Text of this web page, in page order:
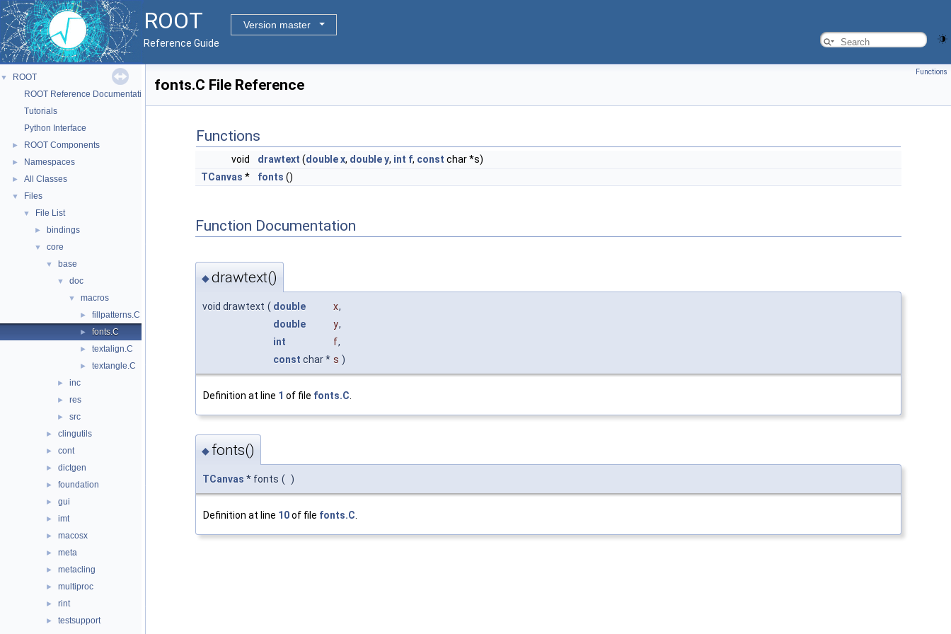
ROOT
Version master
Reference Guide
▼
ROOT
ROOT Reference Documentation
Tutorials
Python Interface
► ROOT Components
► Namespaces
► All Classes
▼ Files
▼ File List
► bindings
▼ core
▼ base
▼ doc
▼ macros
► fillpatterns.C
► fonts.C
► textalign.C
► textangle.C
► inc
► res
► src
► clingutils
► cont
► dictgen
► foundation
► gui
► imt
► macosx
► meta
► metacling
► multiproc
► rint
► testsupport
Functions
fonts.C File Reference
Functions
void drawtext (doublex, doubley, int f, const char *s)
TCanvas * fonts ()
Function Documentation
◆drawtext()
void drawtext ( double x,
double
y,
int
f,
const char * s )
Definition at line 1 of file fonts.C
◆ fonts()
TCanvas * fonts ( )
Definition at line 10of file fonts.C